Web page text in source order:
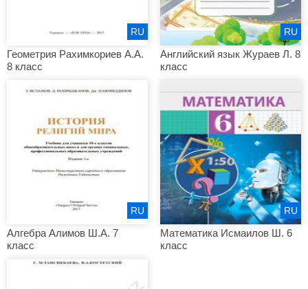
Геометрия Рахимкориев А.А.
8 класс
RU
Английский язык Жураев Л. 8
класс
RU
Алгебра Алимов Ш.А. 7
класс
RU
Математика Исмаилов Ш. 6
класс
RU